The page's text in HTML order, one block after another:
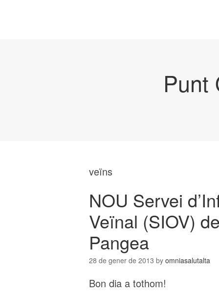
Punt
veïns
NOU Servei
Veïnal (SIOV)
Pangea
28 de gener de 2013 by omniasalutalta
Bon dia a tothom!